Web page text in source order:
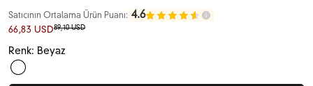
Satıcının Ortalama Ürün Puanı: 4.6
66,83 USD89,10 USD
Renk: Beyaz